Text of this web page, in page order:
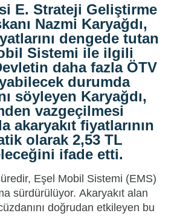
E. Strateji Geliştirme
Nazmi Karyağdı,
dengede tutan
Sistemi ile ilgili
daha fazla ÖTV
durumda
söyleyen Karyağdı,
vazgeçilmesi
akaryakıt fiyatlarının
olarak 2,53 TL
ifade etti.
Eşel Mobil Sistemi (EMS)
sürdürülüyor. Akaryakıtalan
doğrudan etkileyen bu